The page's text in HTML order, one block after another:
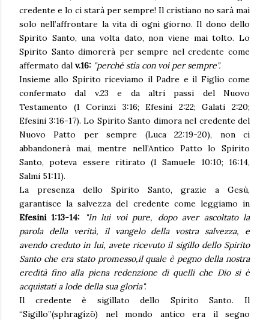
credente e lo ci starà per sempre! Il cristiano no sarà mai
solo nell’affrontare la vita di ogni giorno. Il dono dello
Spirito Santo, una volta dato, non viene mai tolto. Lo
Spirito Santo dimorerà per sempre nel credente come
affermato dal v.16: "perché stia con voi per sempre".
Insieme allo Spirito riceviamo il Padre e il Figlio come
confermato dal v.23 e da altri passi del Nuovo
Testamento (1 Corinzi 3:16; Efesini 2:22; Galati 2:20;
Efesini 3:16-17). Lo Spirito Santo dimora nel credente del
Nuovo Patto per sempre (Luca 22:19-20), non ci
abbandonerà mai, mentre nell’Antico Patto lo Spirito
Santo, poteva essere ritirato (1 Samuele 10:10; 16:14,
Salmi 51:11).
La presenza dello Spirito Santo, grazie a Gesù,
garantisce la salvezza del credente come leggiamo in
Efesini 1:13-14:
"In lui voi pure, dopo aver ascoltato la
parola della verità, il vangelo della vostra salvezza, e
avendo creduto in lui, avete ricevuto il sigillo dello Spirito
Santo che era stato promesso,il quale è pegno della nostra
eredità fino alla piena redenzione di quelli che Dio si è
acquistati a lode della sua gloria".
Il credente è sigillato dello Spirito Santo. Il
“Sigillo”(sphragízō) nel mondo antico era il segno